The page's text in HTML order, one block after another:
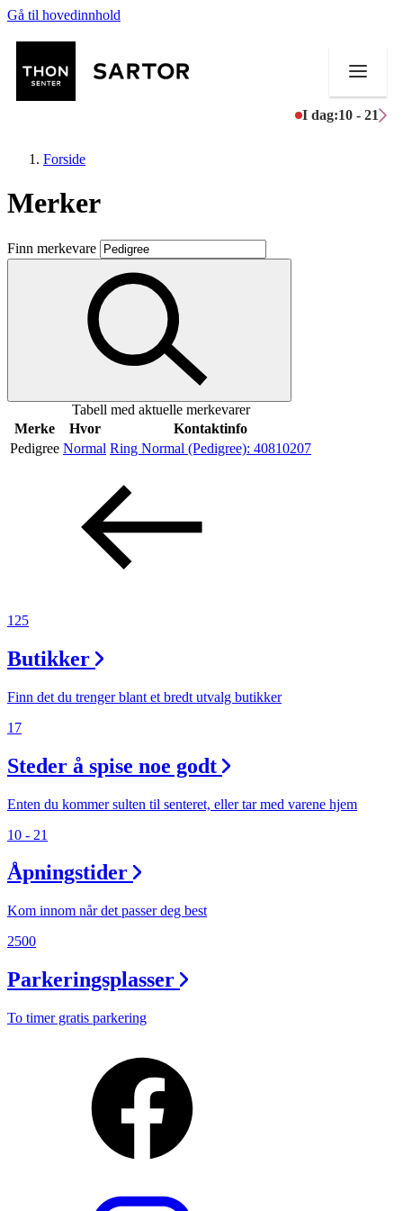
Gå til hovedinnhold
I dag:10 - 21
Butikker
Mat og drikke
Aktiviteter
Inspirasjon
Gavekort
Forside
Merker
Finn merkevare
Tabell med aktuelle merkevarer
Merke
Hvor
Kontaktinfo
Pedigree Normal Ring Normal (Pedigree): 40810207
125
Butikker
Finn det du trenger blant et bredt utvalg butikker
17
Steder å spise noe godt
Enten du kommer sulten til senteret, eller tar med varene hjem
10 - 21
Åpningstider
Kom innom når det passer deg best
2500
Parkeringsplasser
To timer gratis parkering